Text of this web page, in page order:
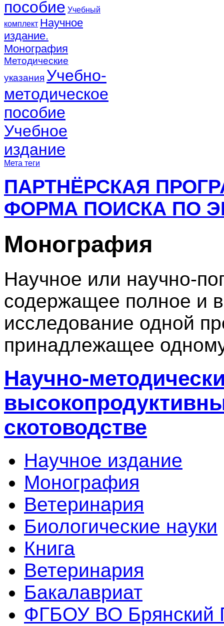
пособие Учебный
комплект Научное
издание.
Монография
Методические
указания Учебно-
методическое
пособие
Учебное
издание
Мета теги
ПАРТНЁРСКАЯ
ФОРМА ПОИСКА ПО
Монография
Научное или научно-
содержащее полное и
исследование одной
принадлежащее
Научно-
скотоводстве
Научное издание
Монография
Ветеринария
Биологические науки
Книга
Ветеринария
Бакалавриат
ФГБОУ ВО Брянский